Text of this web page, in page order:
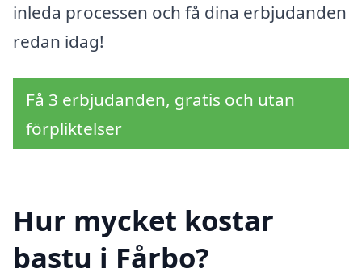
inleda processen och få dina erbjudanden
redan idag!
Få 3 erbjudanden, gratis och utan
förpliktelser
Hur mycket kostar
bastu i Fårbo?